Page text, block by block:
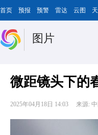
首页 预报 预警 雷达 云图
图片
微距镜头下的
2025年04月18日 14:03 来源: